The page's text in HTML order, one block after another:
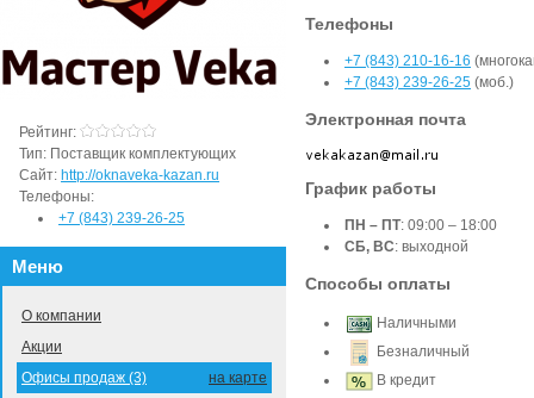
Телефоны
+7 (843) 210-16-16
+7 (843) 239-26-25 (моб.)
Электронная почта
График работы
ПН – ПТ: 09:00 – 18:00
СБ, ВС: выходной
Способы оплаты
Наличными
Безналичный
В кредит
Рейтинг:
Тип: Поставщик комплектующих
Сайт: http://oknaveka-kazan.ru
Телефоны:
+7 (843) 239-26-25
Меню
О компании
Акции
на карте
Офисы продаж (3)